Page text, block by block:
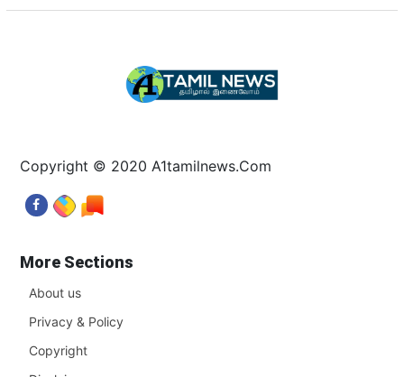
Copyright © 2020 A1tamilnews.Com
More Sections
About us
Privacy & Policy
Copyright